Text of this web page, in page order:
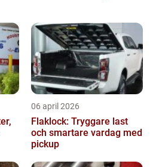
06 april 2026
Flaklock: Tryggare last
och smartare vardag med
pickup